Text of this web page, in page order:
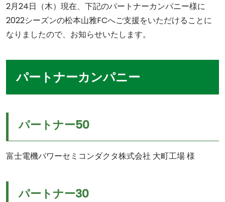
2月24日（木）現在、下記のパートナーカンパニー様に
2022シーズンの松本山雅FCへご支援をいただけることに
なりましたので、お知らせいたします。
パートナーカンパニー
パートナー50
富士電機パワーセミコンダクタ株式会社 大町工場 様
パートナー30